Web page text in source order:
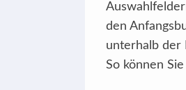
den
unterhalb der
So können